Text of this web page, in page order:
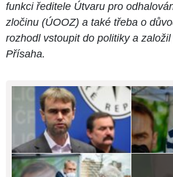
funkci ředitele Útvaru pro
zločinu (ÚOOZ) a také třeba o
rozhodl vstoupit do politiky a
Přísaha.